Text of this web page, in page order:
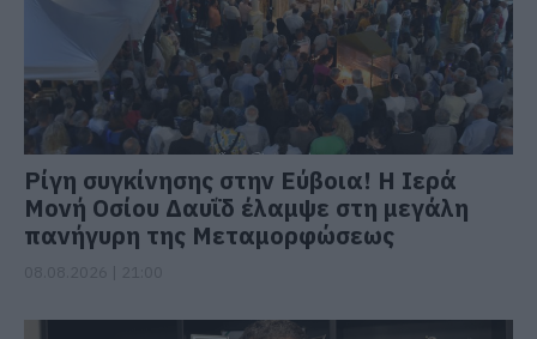
Ρίγη συγκίνησης στην Εύβοια! Η Ιερά
Μονή Οσίου Δαυΐδ έλαμψε στη μεγάλη
πανήγυρη της Μεταμορφώσεως